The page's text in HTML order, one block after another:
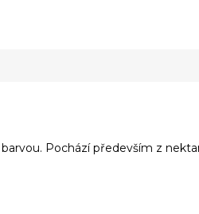
Pochází především z